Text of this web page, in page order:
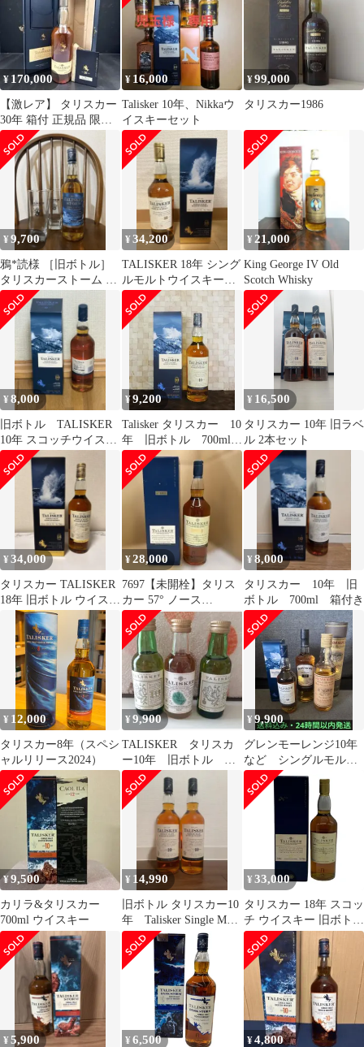
¥ 170,000
【激レア】 タリスカー
30年 箱付 正規品 限定
品 コレクター必見
¥ 16,000
Talisker 10年、Nikkaウ
イスキーセット
¥99,000
タリスカー1986
¥9,700
鴉*読様 ［旧ボトル］
タリスカーストーム シ
ングルモルトウイスキ
ー 700ml
¥34,200
TALISKER 18年 シング
ルモルトウイスキー
700ml 旧ボトル
¥ 21,000
King George IV Old
Scotch Whisky
¥8,000
旧ボトル TALISKER
10年 スコッチウイスキ
ー
¥9,200
Talisker タリスカー 10
年 旧ボトル 700ml
箱付き
¥ 16,500
タリスカー 10年 旧ラベ
ル 2本セット
¥34,000
タリスカー TALISKER
18年 旧ボトル ウイスキ
ー 700ml
¥28,000
7697【未開栓】タリス
カー 57° ノース
1000mL 旧ボトル
¥8,000
タリスカー 10年 旧
ボトル 700ml 箱付き
¥ 12,000
タリスカー8年（スペシ
ャルリリース2024）
¥9,900
TALISKER タリスカ
ー10年 旧ボトル ミ
ニボトル ３本セッ
ト 未開封
¥9,900
グレンモーレンジ10年
など シングルモルト
ウイスキー 3本セッ
ト 未開封
¥9,500
カリラ&タリスカー
700ml ウイスキー
¥ 14,990
旧ボトル タリスカー10
年 Talisker Single Malt
2本セット
¥ 33,000
タリスカー 18年 スコッ
チ ウイスキー 旧ボトル
750ml 45.8%
TALISKER スコッチウ
イスキー【F4】
¥5,900 ¥ 6,500 ¥4,800